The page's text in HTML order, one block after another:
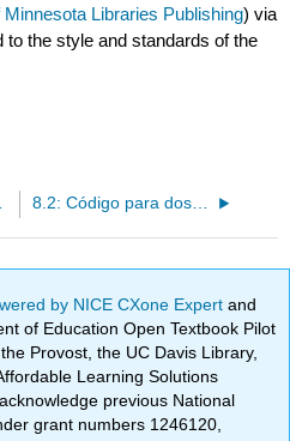
Libraries Publishing) via
to the style and standards of the
8.2: Código para dos especies
by NICE CXone Expertand
of Education Open Textbook Pilot
Provost, the UC Davis Library,
Learning Solutions
previous National
grant numbers 1246120,